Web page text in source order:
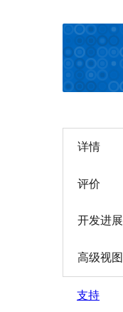
详情
评价
开发进展
高级视图
支持